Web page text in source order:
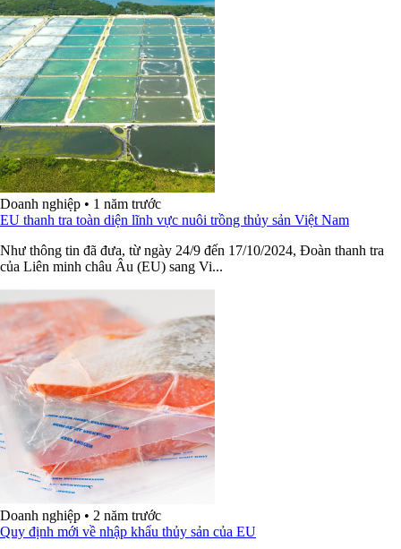
Doanh nghiệp • 1 năm trước
EU thanh tra toàn diện lĩnh vực nuôi trồng thủy sản Việt Nam
Như thông tin đã đưa, từ ngày 24/9 đến 17/10/2024, Đoàn thanh tra
của Liên minh châu Âu (EU) sang Vi...
Doanh nghiệp • 2 năm trước
Quy định mới về nhập khẩu thủy sản của EU